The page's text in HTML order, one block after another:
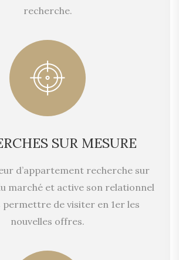
recherche.
SUR MESURE
d’appartement recherche sur
marché et active son relationnel
permettre de visiter en 1er les
nouvelles offres.